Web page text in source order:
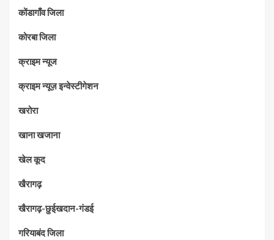
कोंडागाँव जिला
कोरबा जिला
क्राइम न्यूज
क्राइम न्यूज़ इन्वेस्टीगेशन
खरोरा
खाना खजाना
खेल कूद
खैरागढ़
खैरागढ़-छुईखदान-गंडई
गरियाबंद जिला